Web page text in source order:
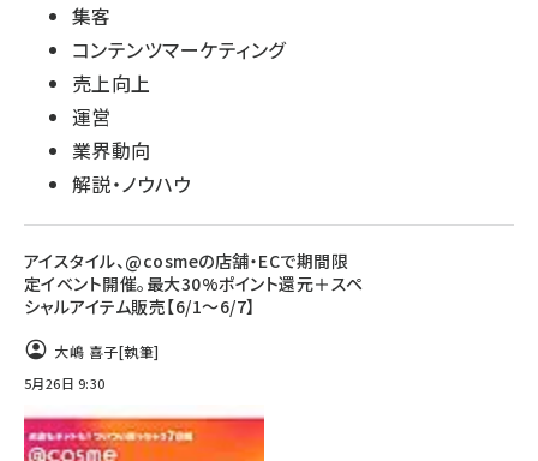
集客
コンテンツマーケティング
売上向上
運営
業界動向
解説・ノウハウ
アイスタイル、@cosmeの店舗・ECで期間限
定イベント開催。最大30%ポイント還元＋スペ
シャルアイテム販売【6/1～6/7】
大嶋 喜子[執筆]
5月26日 9:30